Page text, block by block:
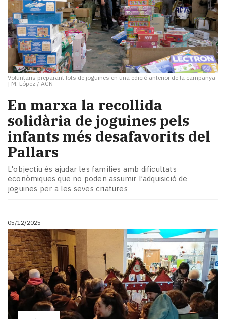
Voluntaris preparant lots de joguines en una edició anterior de la campanya
| M. López / ACN
En marxa la recollida
solidària de joguines pels
infants més desafavorits del
Pallars
L'objectiu és ajudar les famílies amb dificultats
econòmiques que no poden assumir l’adquisició de
joguines per a les seves criatures
05/12/2025